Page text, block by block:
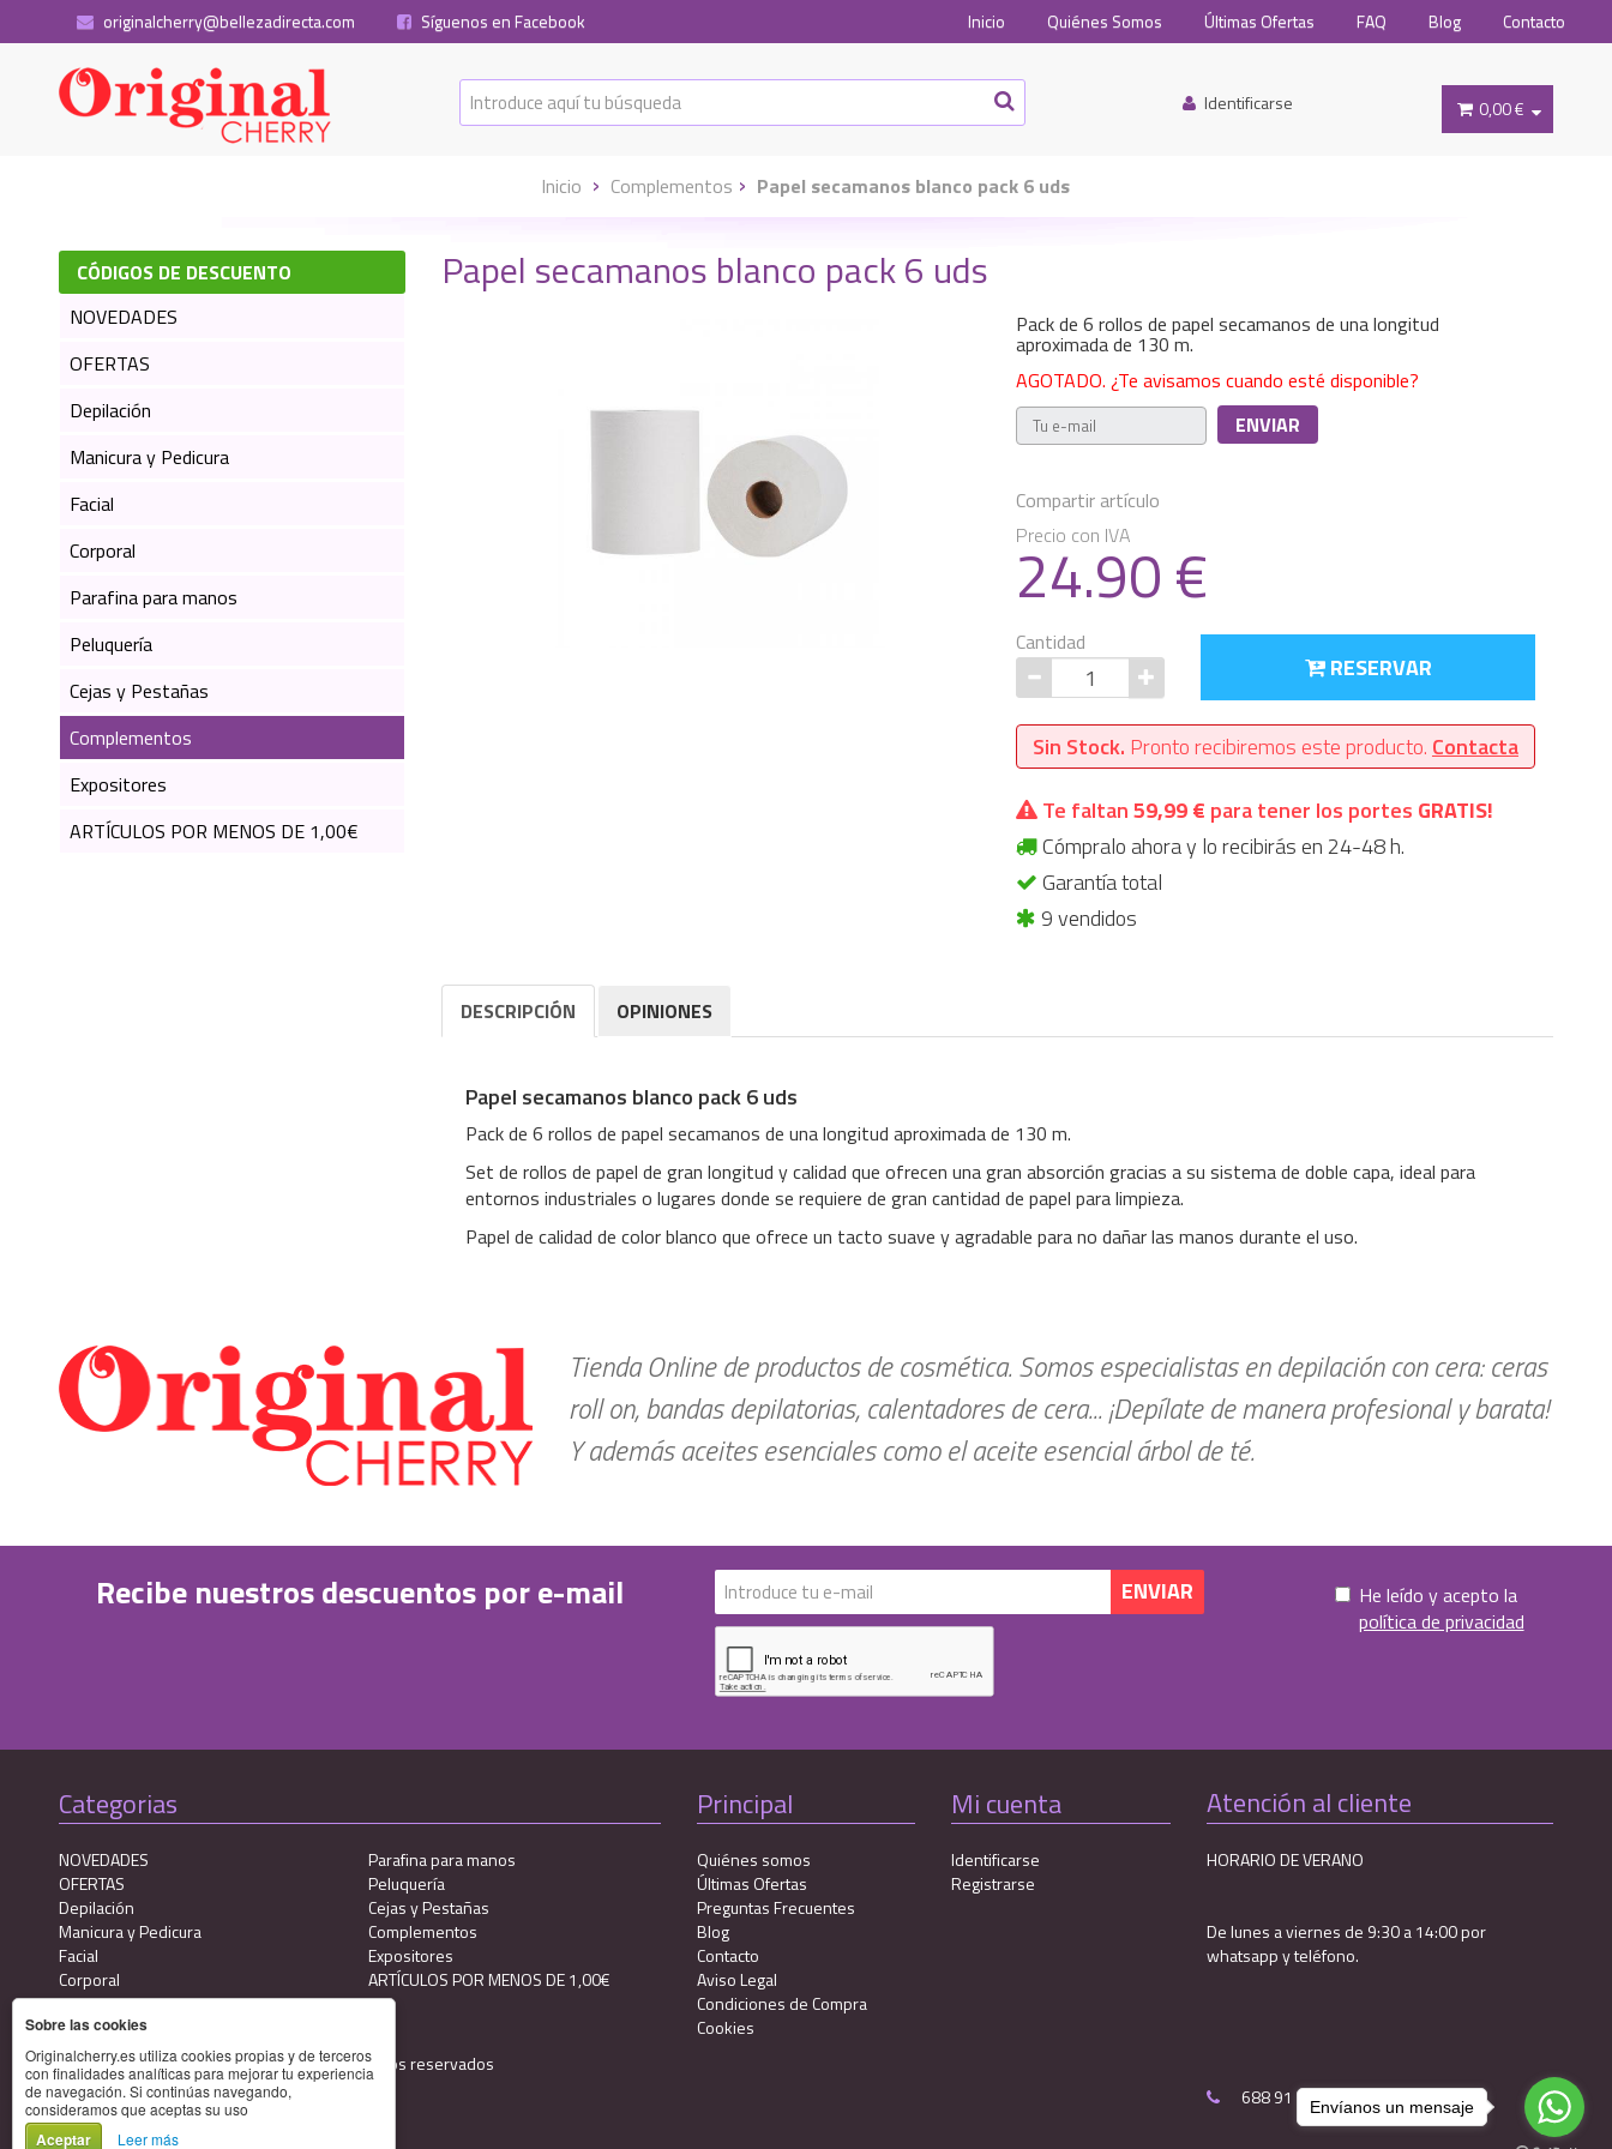
originalcherry@bellezadirecta.com Síguenos en Facebook Inicio Quiénes Somos Últimas Ofertas FAQ Blog Contacto
Identificarse 0,00 €
Inicio Complementos Papel secamanos blanco pack 6 uds
CÓDIGOS DE DESCUENTO
NOVEDADES
OFERTAS
Depilación
Manicura y Pedicura
Facial
Corporal
Parafina para manos
Peluquería
Cejas y Pestañas
Complementos
Expositores
ARTÍCULOS POR MENOS DE 1,00€
Papel secamanos blanco pack 6 uds
Pack de 6 rollos de papel secamanos de una longitud
aproximada de 130 m.
AGOTADO. ¿Te avisamos cuando esté disponible?
Compartir artículo
Precio con IVA
24.90€
Cantidad
RESERVAR
Sin Stock. Pronto recibiremos este producto. Contacta
Te faltan59,99 € para tener los portes GRATIS!
Cómpralo ahora y lo recibirás en 24-48 h.
Garantía total
9 vendidos
DESCRIPCIÓN OPINIONES
Papel secamanos blanco pack 6 uds
Pack de 6 rollos de papel secamanos de una longitud aproximada de 130 m.
Set de rollos de papel de gran longitud y calidad que ofrecen una gran absorción gracias a su sistema de doble capa, ideal para
entornos industriales o lugares donde se requiere de gran cantidad de papel para limpieza.
Papel de calidad de color blanco que ofrece un tacto suave y agradable para no dañar las manos durante el uso.
Tienda Online de productos de cosmética. Somos especialistas en depilación con cera: ceras
roll on, bandas depilatorias, calentadores de cera... ¡Depílate de manera profesional y barata!
Y además aceites esenciales como el aceite esencial árbol de té.
Recibe nuestros descuentos por e-mail
He leído y acepto la
política de privacidad
Categorias
NOVEDADES
OFERTAS
Depilación
Manicura y Pedicura
Facial
Corporal
Parafina para manos
Peluquería
Cejas y Pestañas
Complementos
Expositores
ARTÍCULOS POR MENOS DE 1,00€
© 2026 · ORIGINAL CHERRY · Todos los derechos reservados
Principal
Quiénes somos
Últimas Ofertas
Preguntas Frecuentes
Blog
Contacto
Aviso Legal
Condiciones de Compra
Cookies
Mi cuenta
Identificarse
Registrarse
Atención al cliente
HORARIO DE VERANO
De lunes a viernes de 9:30 a 14:00 por
whatsapp y teléfono.
688 91 01 14
Sobre las cookies
Originalcherry.es utiliza cookies propias y de terceros
con finalidades analíticas para mejorar tu experiencia
de navegación. Si continúas navegando,
consideramos que aceptas su uso
Aceptar Leer más
Envíanos un mensaje